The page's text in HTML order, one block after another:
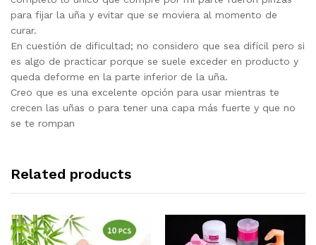
para fijar la uña y evitar que se moviera al momento de
curar.
En cuestión de dificultad; no considero que sea difícil pero si
es algo de practicar porque se suele exceder en producto y
queda deforme en la parte inferior de la uña.
Creo que es una excelente opción para usar mientras te
crecen las uñas o para tener una capa más fuerte y que no
se te rompan
Related products